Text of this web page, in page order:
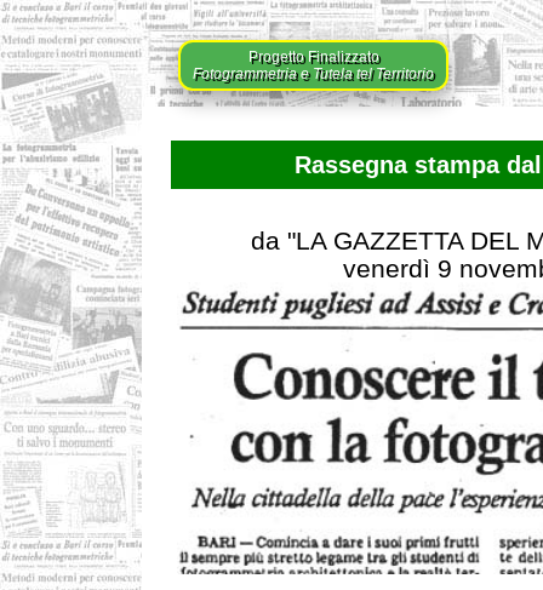
Progetto Finalizzato
Fotogrammetria e Tutela tel Territorio
Rassegna stampa
da "LA GAZZETTA DEL
venerdì 9